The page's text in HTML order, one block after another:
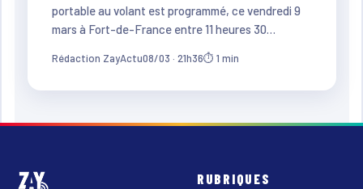
portable au volant est programmé, ce vendredi 9
mars à Fort-de-France entre 11 heures 30…
Rédaction ZayActu08/03 · 21h36⏱ 1 min
RUBRIQUES